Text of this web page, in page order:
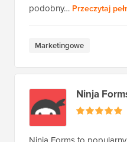
podobny… Przeczytaj
Marketingowe
Ninja